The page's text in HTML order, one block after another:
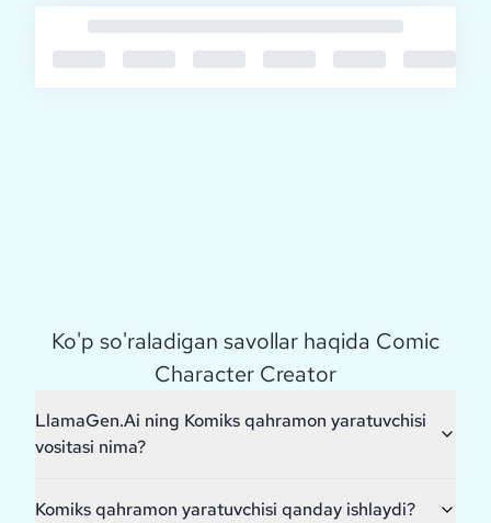
Ko'p so'raladigan savollar haqida Comic
Character Creator
LlamaGen.Ai ning Komiks qahramon yaratuvchisi
vositasi nima?
Komiks qahramon yaratuvchisi qanday ishlaydi?